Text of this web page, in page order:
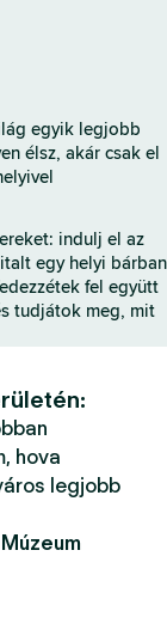
egyik legjobb
élsz, akár csak el
indulj el az
egy helyi bárban
fel együtt
tudjátok meg, mit
hova
legjobb